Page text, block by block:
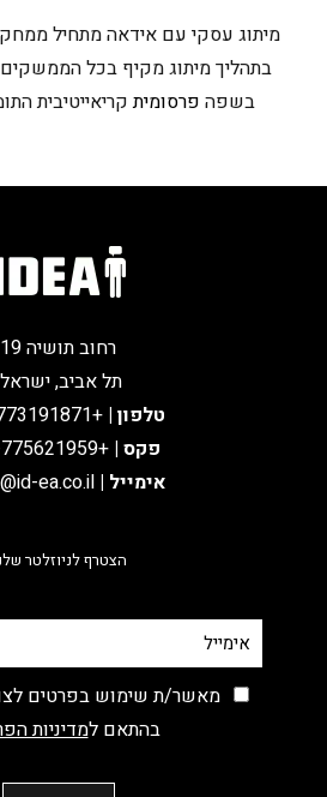
מיתוג עסקי עם אידאה מתחיל
בתהליך מיתוג מקיף בכל
בשפה פרסומיתקריאייטיבית
רחוב תושיה 19
תל אביב, ישראל
טלפון|
+972-773191871
פקס | +972-775621959
אימייל |
הצטרף לניוזלטר
מאשר/ת שימוש בפרטים
בהתאם למדיניות